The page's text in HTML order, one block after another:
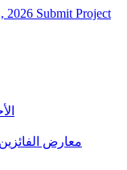
2026 Submit Project
معارض الفائزين